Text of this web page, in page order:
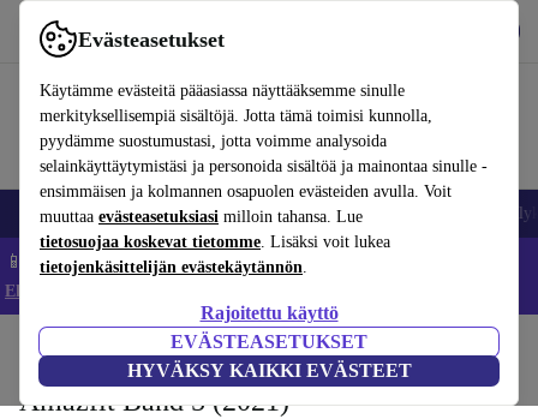
Evästeasetukset
Käytämme evästeitä pääasiassa näyttääksemme sinulle
merkityksellisempiä sisältöjä. Jotta tämä toimisi kunnolla,
pyydämme suostumustasi, jotta voimme analysoida
selainkäyttäytymistäsi ja personoida sisältöä ja mainontaa sinulle -
ensimmäisen ja kolmannen osapuolen evästeiden avulla. Voit
muuttaa evästeasetuksiasi milloin tahansa. Lue
tietosuojaa koskevat tietomme. Lisäksi voit lukea
tietojenkäsittelijän evästekäytännön.
Rajoitettu käyttö
EVÄSTEASETUKSET
HYVÄKSY KAIKKI EVÄSTEET
Käytä refurbed-palvelua nopeasti ja helposti
Matkapuhelimet ja älypuhelimet Kannettavat tietokoneet
📱 Säästä 5 % LISÄÄ iPhoneista – Koodi: IPHONEDEAL –
Ehdot ja säännöt
Älykellot
Amazfit Band 5 (2021)